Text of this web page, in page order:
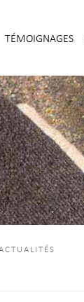
TÉMOIGNAGES